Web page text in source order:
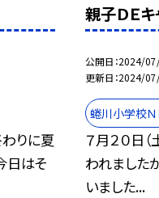
りに夏
日はそ
親子ＤＥ
公開日 2024/
更新日 2024/
蜷川小学校Ｎ
７月２０日
われました
いました...